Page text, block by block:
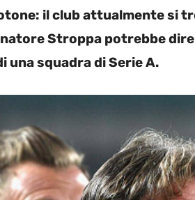
il club attualmente si
Stroppa potrebbe
una squadra di Serie A.